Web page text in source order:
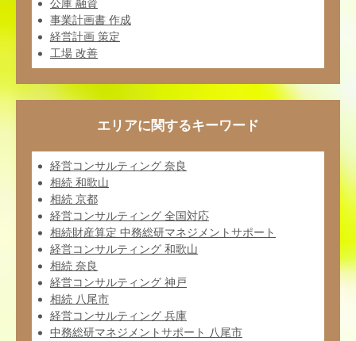
公庫 融資
事業計画書 作成
経営計画 策定
工場 改善
エリアに関するキーワード
経営コンサルティング 奈良
相続 和歌山
相続 京都
経営コンサルティング 全国対応
相続財産算定 中務総研マネジメントサポート
経営コンサルティング 和歌山
相続 奈良
経営コンサルティング 神戸
相続 八尾市
経営コンサルティング 兵庫
中務総研マネジメントサポート 八尾市